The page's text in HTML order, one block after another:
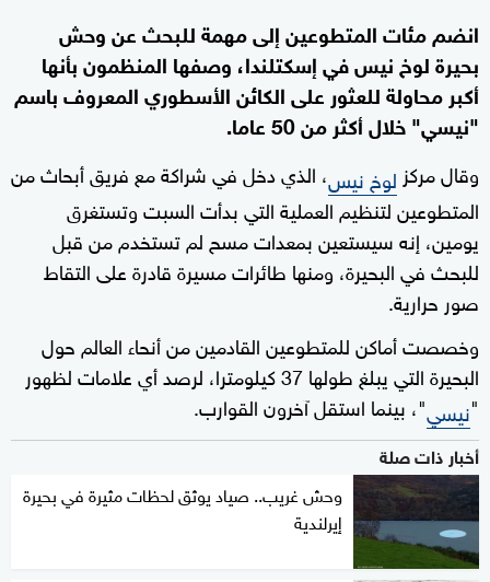
انضم مئات المتطوعين إلى مهمة للبحث عن وحش
بحيرة لوخ نيس في إسكتلندا، وصفها المنظمون بأنها
أكبر محاولة للعثور على الكائن الأسطوري المعروف باسم
"نيسي" خلال أكثر من 50 عاما.
وقال مركز لوخ نيس، الذي دخل في شراكة مع فريق أبحاث من
المتطوعين لتنظيم العملية التي بدأت السبت وتستغرق
يومين، إنه سيستعين بمعدات مسح لم تستخدم من قبل
للبحث في البحيرة، ومنها طائرات مسيرة قادرة على التقاط
صور حرارية.
وخصصت أماكن للمتطوعين القادمين من أنحاء العالم حول
البحيرة التي يبلغ طولها 37 كيلومترا، لرصد أي علامات لظهور
"نيسي"، بينما استقل آخرون القوارب.
أخبار ذات صلة
وحش غريب.. صياد يوثق لحظات مثيرة في بحيرة
إيرلندية